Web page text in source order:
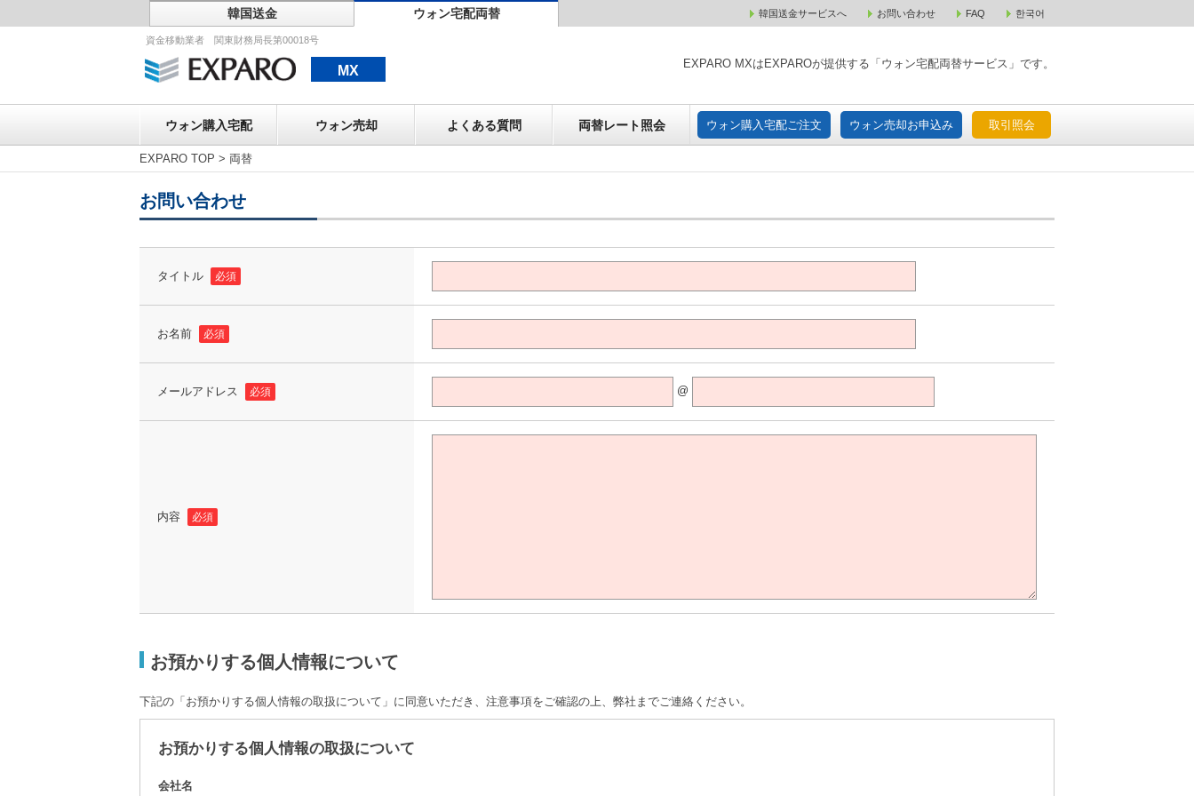
韓国送金 ウォン宅配両替 韓国送金サービスへ お問い合わせ FAQ 한국어
資金移動業者 関東財務局長第00018号
MX EXPARO MXはEXPAROが提供する「ウォン宅配両替サービス」です。
ウォン購入宅配 ウォン売却 よくある質問 両替レート照会 ウォン購入宅配ご注文 ウォン売却お申込み 取引照会
ウォン売却 ウォン購入宅配ご注文 ウォン売却お申込み 取引照会
EXPARO TOP > 両替
お問い合わせ
タイトル 必須
お名前 必須
メールアドレス 必須 @
内容 必須
お預かりする個人情報について
下記の「お預かりする個人情報の取扱について」に同意いただき、注意事項をご確認の上、弊社までご連絡ください。
お預かりする個人情報の取扱について
会社名